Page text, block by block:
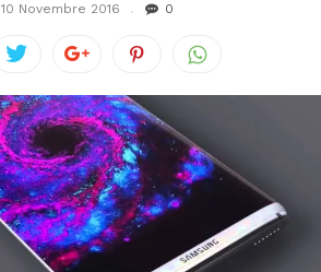
10 Novembre 2016 0